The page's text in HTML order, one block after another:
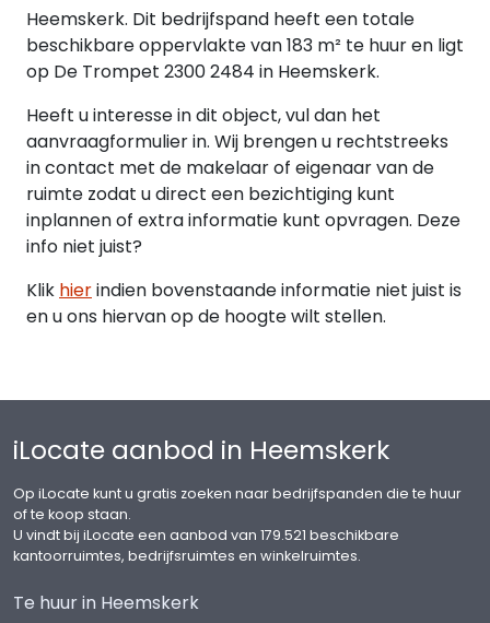
Heemskerk. Dit bedrijfspand heeft een totale
beschikbare oppervlakte van 183 m² te huur en ligt
op De Trompet 2300 2484 in Heemskerk.
Heeft u interesse in dit object, vul dan het
aanvraagformulier in. Wij brengen u rechtstreeks
in contact met de makelaar of eigenaar van de
ruimte zodat u direct een bezichtiging kunt
inplannen of extra informatie kunt opvragen. Deze
info niet juist?
Klik hierindien bovenstaande informatie niet juist is
en u ons hiervan op de hoogte wilt stellen.
iLocate aanbod in Heemskerk
Op iLocate kunt u gratis zoeken naar bedrijfspanden die te huur
of te koop staan.
U vindt bij iLocate een aanbod van 179.521 beschikbare
kantoorruimtes, bedrijfsruimtes en winkelruimtes.
Te huur in Heemskerk